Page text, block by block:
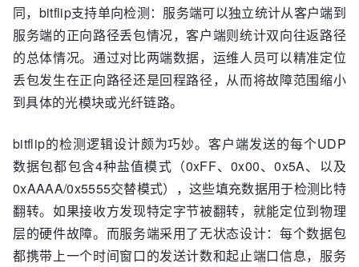
同，bitflip支持单向检测：服务端可以独立统计从客户端到
服务端的正向路径丢包情况，客户端则统计双向往返路径
的总体情况。通过对比两端数据，运维人员可以精准定位
丢包发生在正向路径还是回程路径，从而将故障范围缩小
到具体的光模块或光纤链路。
bitflip的检测逻辑设计颇为巧妙。客户端发送的每个UDP
数据包都包含4种盐值模式（0xFF、0x00、0x5A、以及
0xAAAA/0x5555交替模式），这些填充数据用于检测比特
翻转。如果接收方发现特定字节被翻转，就能定位到物理
层的硬件故障。而服务端采用了无状态设计：每个数据包
都携带上一个时间窗口的发送计数和起止端口信息，服务